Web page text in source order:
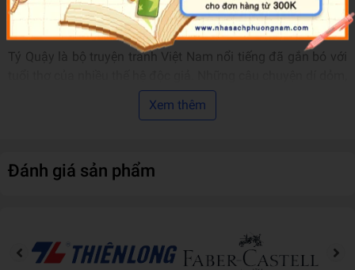
chạy nhất
chạy của tháng
Tý Quậy là bộ truyện tranh Việt Nam nổi tiếng đã gắn bó với
hài hước về cuộc sống nơi trường lớp và gia đình của hai
người bạn "hàng xóm" Tý và Tèo đã đem lại bao tiếng cười
Chúng ta như tìm thấy chính mình trong hình ảnh của Tý và
trưởng thành, lớn khôn hơn, biết yêu thương cha mẹ, kính
trọng thầy cô và yêu quý bè bạn.
Xem thêm
Đánh giá sản phẩm